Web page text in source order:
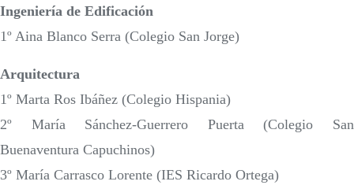
Ingeniería de Edificación
1º Aina Blanco Serra (Colegio San Jorge)
Arquitectura
1º Marta Ros Ibáñez (Colegio Hispania)
2º María Sánchez-Guerrero Puerta (Colegio San
Buenaventura Capuchinos)
3º María Carrasco Lorente (IES Ricardo Ortega)